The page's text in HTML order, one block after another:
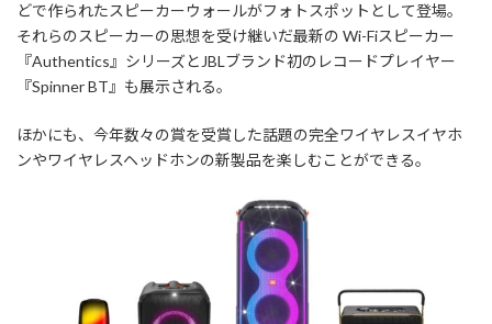
どで作られたスピーカーウォールがフォトスポットとして登場。
それらのスピーカーの思想を受け継いだ最新の Wi-Fiスピーカー
『Authentics』シリーズとJBLブランド初のレコードプレイヤー
『Spinner BT』も展示される。
ほかにも、今年数々の賞を受賞した話題の完全ワイヤレスイヤホ
ンやワイヤレスヘッドホンの新製品を楽しむことができる。